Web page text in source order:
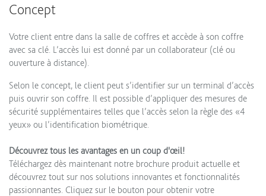
Concept
Votre client entre dans la salle de coffres et accède à son coffre
avec sa clé. L’accès lui est donné par un collaborateur (clé ou
ouverture à distance).
Selon le concept, le client peut s’identifier sur un terminal d’accès
puis ouvrir son coffre. Il est possible d’appliquer des mesures de
sécurité supplémentaires telles que l’accès selon la règle des «4
yeux» ou l’identification biométrique.
Découvrez tous les avantages en un coup d'œil!
Téléchargez dès maintenant notre brochure produit actuelle et
découvrez tout sur nos solutions innovantes et fonctionnalités
passionnantes. Cliquez sur le bouton pour obtenir votre